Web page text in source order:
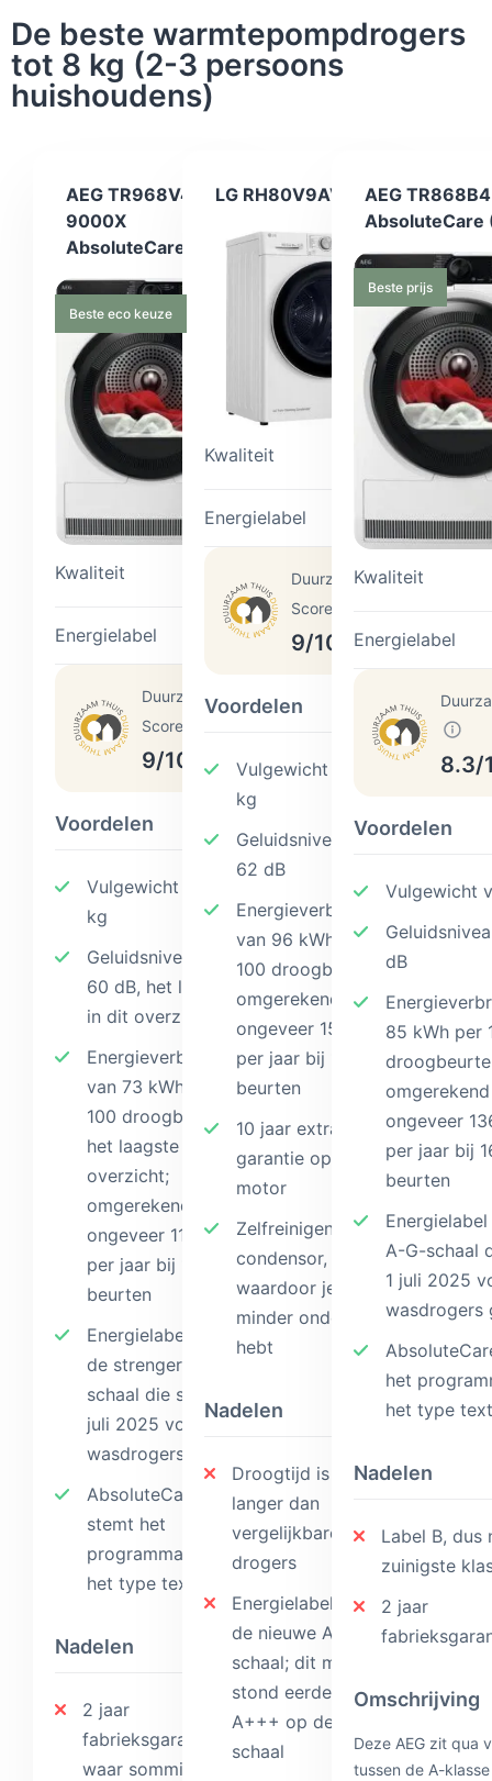
De beste warmtepompdrogers
tot 8 kg (2-3 persoons
huishoudens)
AEG TR968V4C
9000X
AbsoluteCare Pro
Beste eco keuze
Kwaliteit
Energielabel A
Duurzaam Thuis
Score
9/10
Voordelen
Vulgewicht van 8
kg
Geluidsniveau van
60 dB, het laagste
in dit overzicht
Energieverbruik
van 73 kWh per
100 droogbeurten,
het laagste in dit
overzicht;
omgerekend
ongeveer 117 kWh
per jaar bij 160
beurten
Energielabel A op
de strengere A-G-
schaal die sinds 1
juli 2025 voor
wasdrogers geldt
AbsoluteCare
stemt het
programma af op
het type textiel
Nadelen
2 jaar
fabrieksgarantie,
waar sommige
LG RH80V9AV4N
Kwaliteit
Energielabel C
Duurzaam Thuis
Score
9/10
Voordelen
Vulgewicht van 8
kg
Geluidsniveau van
62 dB
Energieverbruik
van 96 kWh per
100 droogbeurten,
omgerekend
ongeveer 154 kWh
per jaar bij 160
beurten
10 jaar extra
garantie op de
motor
Zelfreinigende
condensor,
waardoor je
minder onderhoud
hebt
Nadelen
Droogtijd is iets
langer dan
vergelijkbare
drogers
Energielabel C op
de nieuwe A-G-
schaal; dit model
stond eerder als
A+++ op de oude
schaal
AEG
AbsoluteCare
Beste prijs
Kwaliteit
Energielabel
8.3/
Voordelen
Vulgewicht
dB
85 kWh per
omgerekend
ongeveer
per jaar bij
beurten
A-G-schaal
1 juli 2025
wasdrogers
het
het type
Nadelen
Label B, dus
zuinigste
2 jaar
Omschrijving
Deze AEG zit qua
tussen de A-